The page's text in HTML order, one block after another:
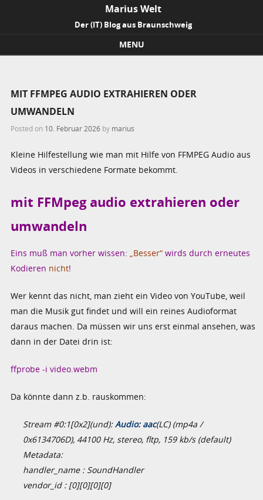
Marius Welt
Der (IT) Blog aus Braunschweig
MENU
MIT FFMPEG AUDIO EXTRAHIEREN ODER
UMWANDELN
Posted on 10. Februar 2026 by marius
Kleine Hilfestellung wie man mit Hilfe von FFMPEG Audio aus
Videos in verschiedene Formate bekommt.
mit FFMpeg audio extrahieren oder
umwandeln
Eins muß man vorher wissen:„Besser“ wirds durch erneutes
Kodieren nicht!
Wer kennt das nicht, man zieht ein Video von YouTube, weil
man die Musik gut findet und will ein reines Audioformat
daraus machen. Da müssen wir uns erst einmal ansehen, was
dann in der Datei drin ist:
ffprobe -i video.webm
Da könnte dann z.b. rauskommen:
Stream #0:1[0x2](und):Audio: aac(LC) (mp4a /
0x6134706D), 44100 Hz, stereo, fltp, 159 kb/s (default)
Metadata:
handler_name : SoundHandler
vendor_id : [0][0][0][0]